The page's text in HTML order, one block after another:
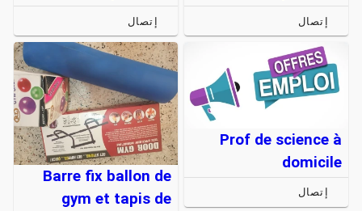
إتصال إتصال
Prof de science à
domicile
إتصال
Barre fix ballon de
gym et tapis de